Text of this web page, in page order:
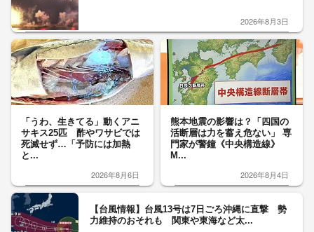
2026年8月3日
「うわ、生きてる」動くアニ
サキス25匹 酢やワサビでは
死滅せず…「予防には加熱
と...
2026年8月6日
熊本地震の影響は？「四国の
活断層は力を蓄え危ない」 専
門家が警鐘《中央構造線》
M...
2026年8月4日
【台風情報】台風13号は7日ごろ沖縄に直撃 勢
力維持のおそれも 関東や東海など太...